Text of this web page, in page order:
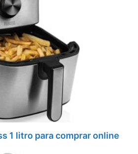
1 litro para comprar online